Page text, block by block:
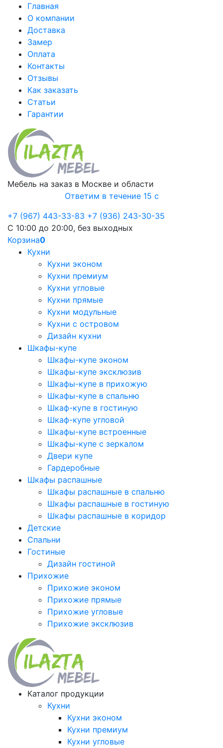
Главная
О компании
Доставка
Замер
Оплата
Контакты
Отзывы
Как заказать
Статьи
Гарантии
Мебель на заказ в Москве и области
Ответим в течение 15 с
+7 (967) 443-33-83 +7 (936) 243-30-35
С 10:00 до 20:00, без выходных
Корзина0
Кухни
Кухни эконом
Кухни премиум
Кухни угловые
Кухни прямые
Кухни модульные
Кухни с островом
Дизайн кухни
Шкафы-купе
Шкафы-купе эконом
Шкафы-купе эксклюзив
Шкафы-купе в прихожую
Шкафы-купе в спальню
Шкаф-купе в гостиную
Шкаф-купе угловой
Шкафы-купе встроенные
Шкафы-купе с зеркалом
Двери купе
Гардеробные
Шкафы распашные
Шкафы распашные в спальню
Шкафы распашные в гостиную
Шкафы распашные в коридор
Детские
Спальни
Гостиные
Дизайн гостиной
Прихожие
Прихожие эконом
Прихожие прямые
Прихожие угловые
Прихожие эксклюзив
Каталог продукции
Кухни
Кухни эконом
Кухни премиум
Кухни угловые